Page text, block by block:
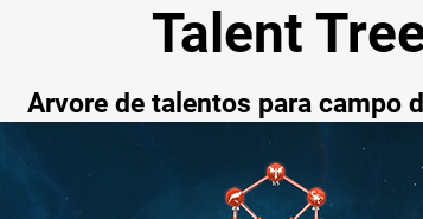
Talent
Arvore de talentos para campo